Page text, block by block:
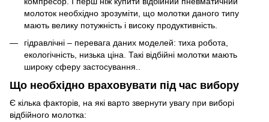
молоток необхідно зрозуміти, що молотки даного типу
мають велику потужність і високу продуктивність.
гідравлічні – перевага даних моделей: тиха робота,
екологічність, низька ціна. Такі відбійні молотки мають
широку сферу застосування..
Що необхідно враховувати під час вибору
Є кілька факторів, на які варто звернути увагу при виборі
відбійного молотка: